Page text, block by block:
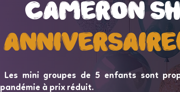
Cameron
Cameron
Les mini groupes de 5 enfants sont
pandémie à prix réduit.